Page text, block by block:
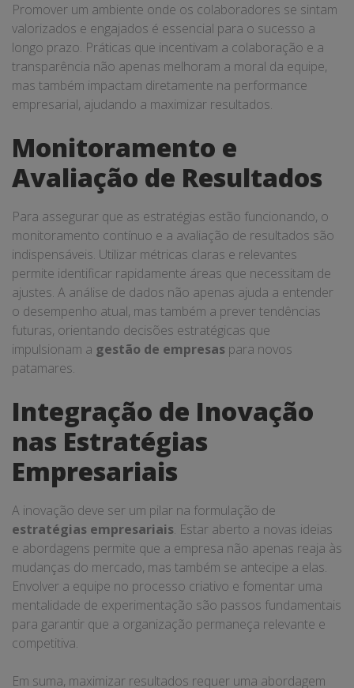
Promover um ambiente onde os colaboradores se sintam
valorizados e engajados é essencial para o sucesso a
longo prazo. Práticas que incentivam a colaboração e a
transparência não apenas melhoram a moral da equipe,
mas também impactam diretamente na performance
empresarial, ajudando a maximizar resultados.
Monitoramento e
Avaliação de Resultados
Para assegurar que as estratégias estão funcionando, o
monitoramento contínuo e a avaliação de resultados são
indispensáveis. Utilizar métricas claras e relevantes
permite identificar rapidamente áreas que necessitam de
ajustes. A análise de dados não apenas ajuda a entender
o desempenho atual, mas também a prever tendências
futuras, orientando decisões estratégicas que
impulsionam a gestão de empresas para novos
patamares.
Integração de Inovação
nas Estratégias
Empresariais
A inovação deve ser um pilar na formulação de
estratégias empresariais. Estar aberto a novas ideias
e abordagens permite que a empresa não apenas reaja às
mudanças do mercado, mas também se antecipe a elas.
Envolver a equipe no processo criativo e fomentar uma
mentalidade de experimentação são passos fundamentais
para garantir que a organização permaneça relevante e
competitiva.
Em suma, maximizar resultados requer uma abordagem